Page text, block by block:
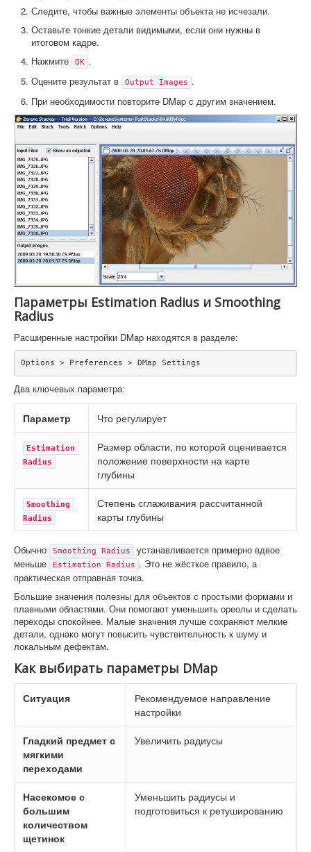
Следите, чтобы важные элементы объекта не исчезали.
Оставьте тонкие детали видимыми, если они нужны в
итоговом кадре.
Нажмите
OK .
Оцените результат в
Output Images .
При необходимости повторите DMap с другим значением.
Параметры Estimation Radius и Smoothing
Radius
Расширенные настройки DMap находятся в разделе:
Options > Preferences > DMap Settings
Два ключевых параметра:
Параметр Что регулирует
Estimation
Radius
Размер области, по которой оценивается
положение поверхности на карте
глубины
Smoothing
Radius
Степень сглаживания рассчитанной
карты глубины
Обычно Smoothing Radius
устанавливается примерно вдвое
меньше
Estimation Radius . Это не жёсткое правило, а
практическая отправная точка.
Большие значения полезны для объектов с простыми формами и
плавными областями. Они помогают уменьшить ореолы и сделать
переходы спокойнее. Малые значения лучше сохраняют мелкие
детали, однако могут повысить чувствительность к шуму и
локальным дефектам.
Как выбирать параметры DMap
Ситуация
Рекомендуемое направление
настройки
Гладкий предмет с
мягкими
переходами
Увеличить радиусы
Насекомое с
большим
количеством
щетинок
Уменьшить радиусы и
подготовиться к ретушированию